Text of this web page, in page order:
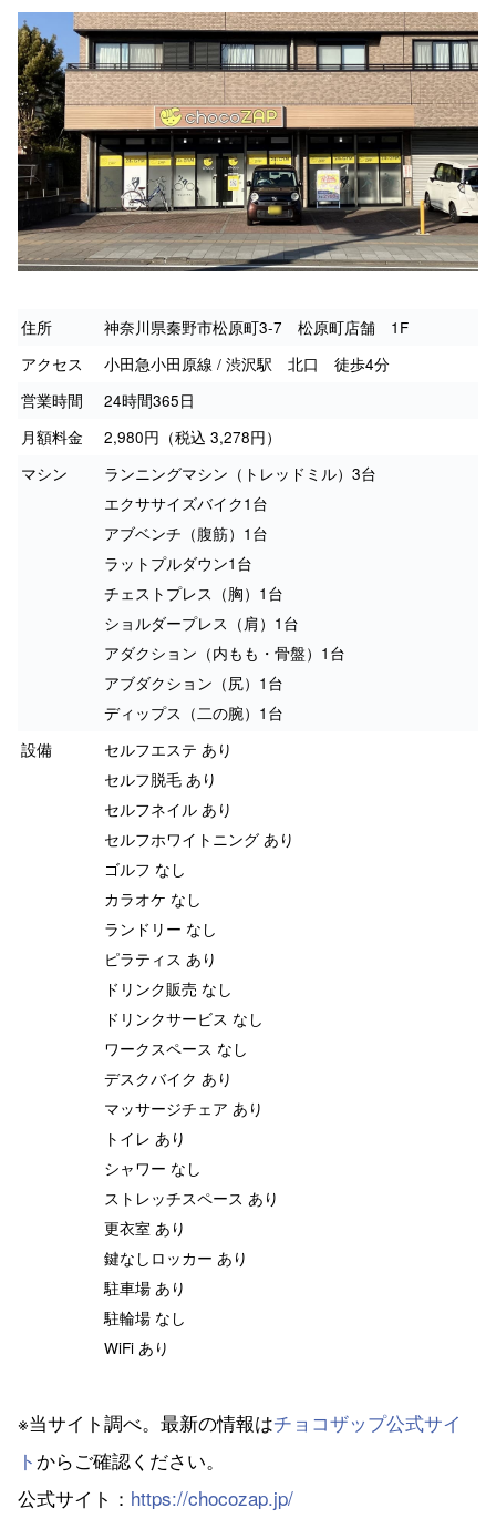
住所
神奈川県秦野市松原町3-7 松原町店舗 1F
アクセス
小田急小田原線 / 渋沢駅 北口 徒歩4分
営業時間
24時間365日
月額料金
2,980円（税込 3,278円）
マシン
ランニングマシン（トレッドミル）3台
エクササイズバイク1台
アブベンチ（腹筋）1台
ラットプルダウン1台
チェストプレス（胸）1台
ショルダープレス（肩）1台
アダクション（内もも・骨盤）1台
アブダクション（尻）1台
ディップス（二の腕）1台
設備
セルフエステ あり
セルフ脱毛 あり
セルフネイル あり
セルフホワイトニング あり
ゴルフ なし
カラオケ なし
ランドリー なし
ピラティス あり
ドリンク販売 なし
ドリンクサービス なし
ワークスペース なし
デスクバイク あり
マッサージチェア あり
トイレ あり
シャワー なし
ストレッチスペース あり
更衣室 あり
鍵なしロッカー あり
駐車場 あり
駐輪場 なし
WiFi あり
※当サイト調べ。最新の情報はチョコザップ公式サイ
ト からご確認ください。
公式サイト： https://chocozap.jp/